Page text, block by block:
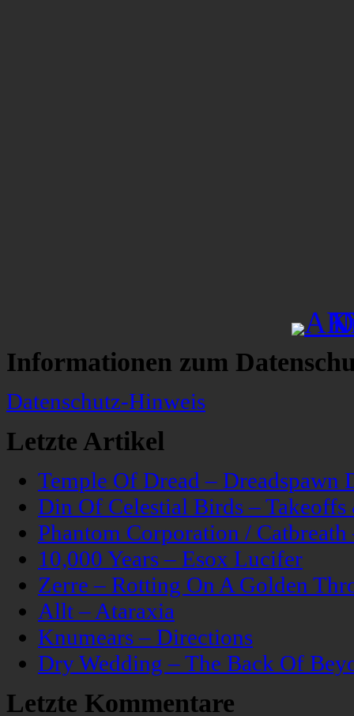
Informationen zum
Datenschutz-Hinweis
Letzte Artikel
Temple Of Dread – Dreadspawn
Din Of Celestial Birds –
Phantom Corporation /
10,000 Years – Esox Lucifer
Zerre – Rotting On A Golden
Allt – Ataraxia
Knumears – Directions
Dry Wedding – The Back Of
Letzte Kommentare